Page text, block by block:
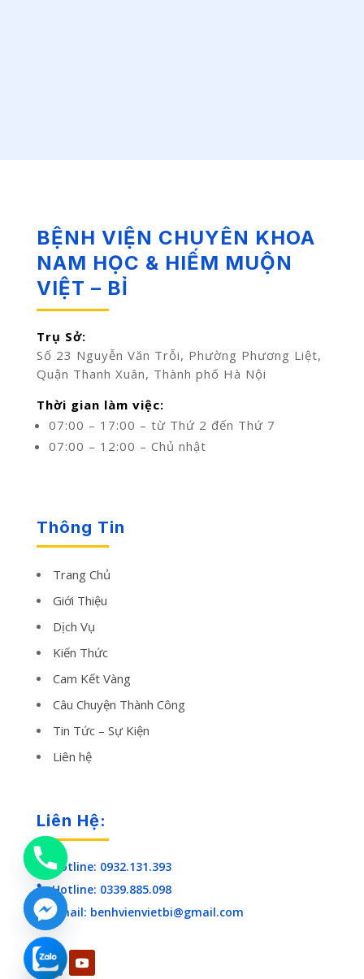
BỆNH VIỆN CHUYÊN KHOA
NAM HỌC & HIẾM MUỘN
VIỆT – BỈ
Trụ Sở:
Số 23 Nguyễn Văn Trỗi, Phường Phương Liệt,
Quận Thanh Xuân, Thành phố Hà Nội
Thời gian làm việc:
07:00 – 17:00 – từ Thứ 2 đến Thứ 7
07:00 – 12:00 – Chủ nhật
Thông Tin
Trang Chủ
Giới Thiệu
Dịch Vụ
Kiến Thức
Cam Kết Vàng
Câu Chuyện Thành Công
Tin Tức – Sự Kiện
Liên hệ
Liên Hệ:
 Hotline: 0932.131.393
 Hotline: 0339.885.098
 Email: benhvienvietbi@gmail.com
chaty